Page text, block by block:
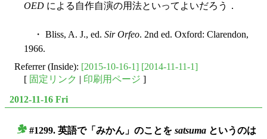
OED による自作自演の用法といってよいだろう．
・ Bliss, A. J., ed. Sir Orfeo. 2nd ed. Oxford: Clarendon,
1966.
Referrer (Inside): [2015-10-16-1] [2014-11-11-1]
[ 固定リンク | 印刷用ページ ]
2012-11-16 Fri
#1299. 英語で「みかん」のことを satsuma というのは